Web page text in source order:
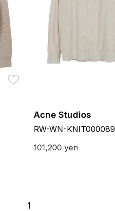
Acne Studios
RW-WN-KNIT000089
101,200 yen
1